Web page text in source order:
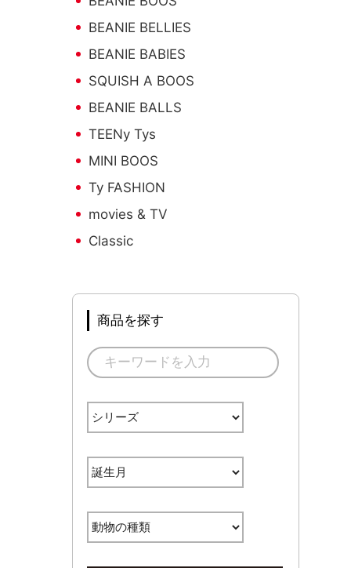
BEANIE BELLIES
BEANIE BABIES
SQUISH A BOOS
BEANIE BALLS
TEENy Tys
MINI BOOS
Ty FASHION
movies & TV
Classic
商品を探す